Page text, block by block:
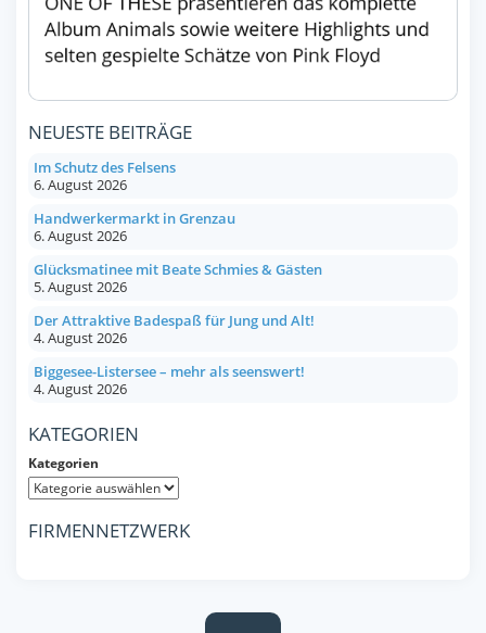
NEUESTE BEITRÄGE
Im Schutz des Felsens
6. August 2026
Handwerkermarkt in Grenzau
6. August 2026
Glücksmatinee mit Beate Schmies & Gästen
5. August 2026
Der Attraktive Badespaß für Jung und Alt!
4. August 2026
Biggesee-Listersee – mehr als seenswert!
4. August 2026
KATEGORIEN
Kategorien
FIRMENNETZWERK